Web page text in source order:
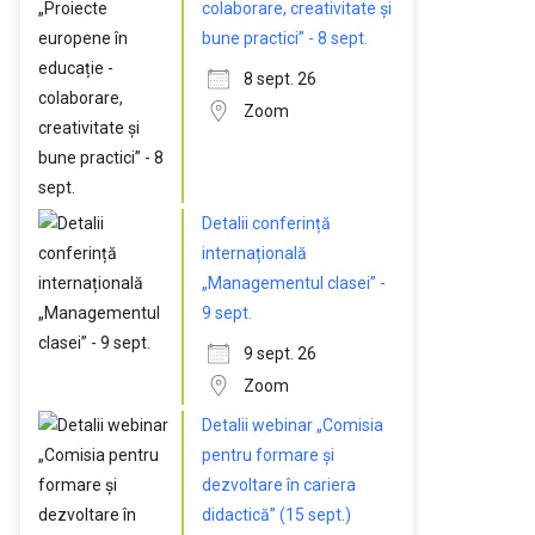
colaborare, creativitate și
bune practici” - 8 sept.
8 sept. 26
Zoom
Detalii conferință
internațională
„Managementul clasei” -
9 sept.
9 sept. 26
Zoom
Detalii webinar „Comisia
pentru formare și
dezvoltare în cariera
didactică” (15 sept.)